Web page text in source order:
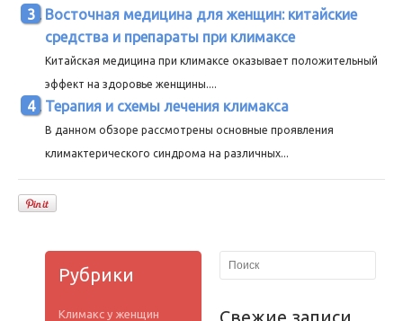
Восточная медицина для женщин: китайские
средства и препараты при климаксе
Китайская медицина при климаксе оказывает положительный
эффект на здоровье женщины....
Терапия и схемы лечения климакса
В данном обзоре рассмотрены основные проявления
климактерического синдрома на различных...
Рубрики
Климакс у женщин